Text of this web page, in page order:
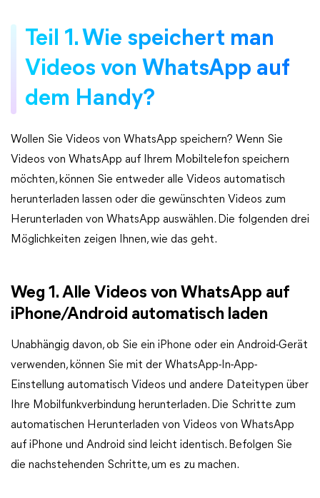
Teil 1. Wie speichert man
Videos von WhatsApp auf
dem Handy?
Wollen Sie Videos von WhatsApp speichern? Wenn Sie
Videos von WhatsApp auf Ihrem Mobiltelefon speichern
möchten, können Sie entweder alle Videos automatisch
herunterladen lassen oder die gewünschten Videos zum
Herunterladen von WhatsApp auswählen. Die folgenden drei
Möglichkeiten zeigen Ihnen, wie das geht.
Weg 1. Alle Videos von WhatsApp auf
iPhone/Android automatisch laden
Unabhängig davon, ob Sie ein iPhone oder ein Android-Gerät
verwenden, können Sie mit der WhatsApp-In-App-
Einstellung automatisch Videos und andere Dateitypen über
Ihre Mobilfunkverbindung herunterladen. Die Schritte zum
automatischen Herunterladen von Videos von WhatsApp
auf iPhone und Android sind leicht identisch. Befolgen Sie
die nachstehenden Schritte, um es zu machen.